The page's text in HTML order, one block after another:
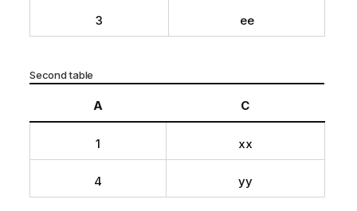
3 ee
Second table
A C
1 xx
4 yy